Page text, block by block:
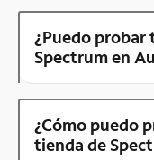
¿Puedo
Spectrum en
¿Cómo puedo
tienda de